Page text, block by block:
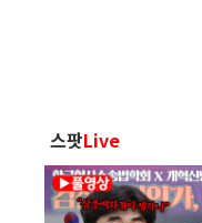
스팟Live